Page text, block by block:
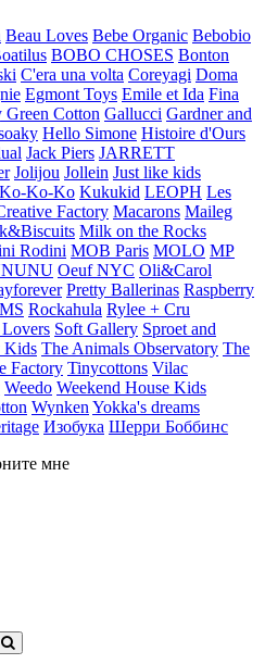
Beau Loves Bebe Organic Bebobio
BOBO CHOSES Bonton
C'era una volta Coreyagi Doma
Egmont Toys Emile et Ida Fina
Green Cotton Gallucci Gardner and
Hello Simone Histoire d'Ours
Jack Piers JARRETT
Jolijou Jollein Just like kids
Ko-Ko-Ko Kukukid LEOPH Les
Factory Macarons Maileg
Milk on the Rocks
Rodini MOB Paris MOLO MP
Oeuf NYC Oli&Carol
Pretty Ballerinas Raspberry
Rockahula Rylee + Cru
Soft Gallery Sproet and
Kids The Animals Observatory The
Factory Tinycottons Vilac
Weedo Weekend House Kids
Wynken Yokka's dreams
Изобука Шерри Боббинс
мне